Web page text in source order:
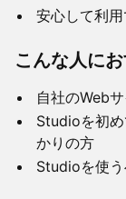
安心して利
こんな人に
自社のWeb
Studioを初
かりの方
Studioを使